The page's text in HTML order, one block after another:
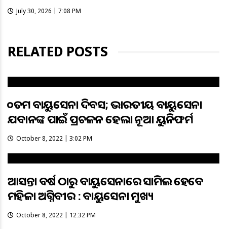
July 30, 2026 | 7:08 PM
RELATED POSTS
୯୦ତମ ବାୟୁସେନା ଦିବସ; ଭାରତୀୟ ବାୟୁସେନା
ଯବାନଙ୍କ ପାଇଁ ପ୍ରଚଳନ ହେଲା ନୂଆ ୟୁନିଫର୍ମ
October 8, 2022 | 3:02 PM
ଆସନ୍ତା ବର୍ଷ ଠାରୁ ବାୟୁସେନାରେ ସାମିଲ ହେବେ
ମହିଳା ଅଗ୍ନିବୀର : ବାୟୁସେନା ମୁଖ୍ୟ
October 8, 2022 | 12:32 PM